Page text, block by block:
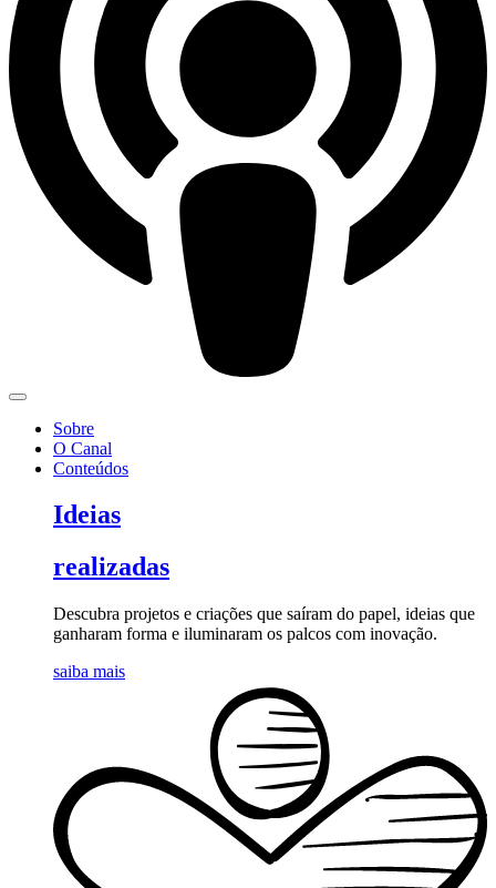
Sobre
O Canal
Conteúdos
Ideias
realizadas
Descubra projetos e criações que saíram do papel, ideias que
ganharam forma e iluminaram os palcos com inovação.
saiba mais